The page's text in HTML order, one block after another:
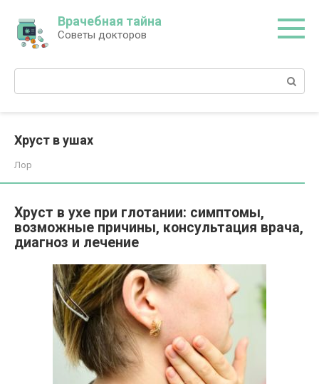
контенту
Врачебная тайна
Советы докторов
Поиск:
Хруст в ушах
Лор
Хруст в ухе при глотании: симптомы,
возможные причины, консультация врача,
диагноз и лечение